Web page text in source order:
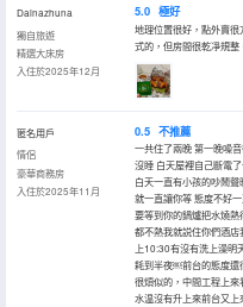
Dainazhuna
獨自旅遊
精選大床房
入住於2025年12月
5.0 極好
地理位置很好，點外賣
式的，但房間很乾凈規整
匿名用戶
情侶
豪華商務房
入住於2025年11月
0.5 不推薦
一共住了兩晚 第一晚噪
沒睡 白天屋裡自己斷電
白天一直有小孩的吵鬧
就一直讓你等 態度不好
要等到你的鍋爐把水燒
都不熱我就説住你們酒
上10:30有沒有洗上澡明
耗到半夜￼前台的態度還
很煩似的，中間工程上
水温沒有升上來前台又